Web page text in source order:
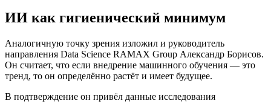
ИИ как гигиенический минимум
Аналогичную точку зрения изложил и руководитель
направления Data Science RAMAX Group Александр Борисов.
Он считает, что если внедрение машинного обучения — это
тренд, то он определённо растёт и имеет будущее.
В подтверждение он привёл данные исследования